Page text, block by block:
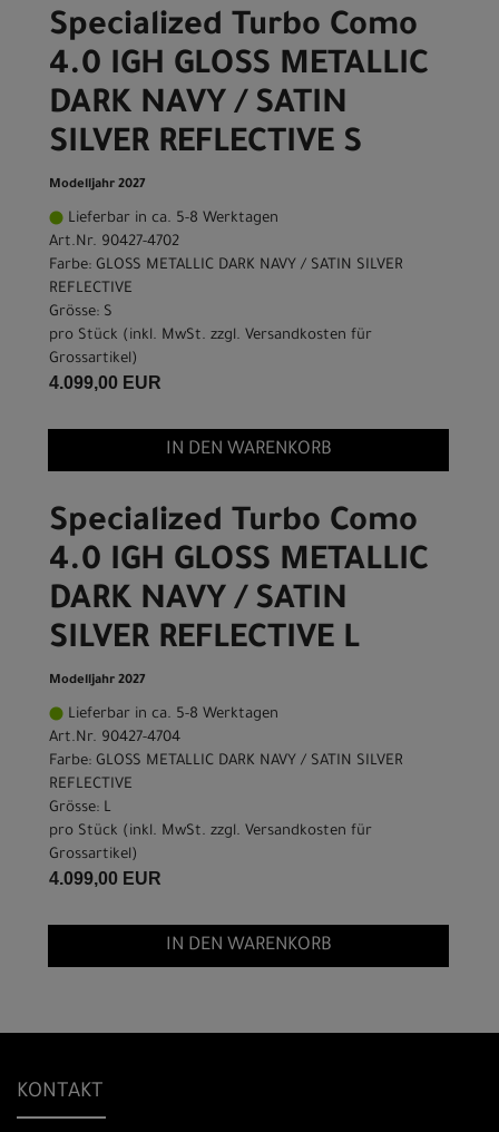
Specialized Turbo Como
4.0 IGH GLOSS METALLIC
DARK NAVY / SATIN
SILVER REFLECTIVE S
Modelljahr 2027
Lieferbar in ca. 5-8 Werktagen
Art.Nr. 90427-4702
Farbe: GLOSS METALLIC DARK NAVY / SATIN SILVER
REFLECTIVE
Grösse: S
pro Stück (inkl. MwSt. zzgl. Versandkosten für
Grossartikel)
4.099,00 EUR
IN DEN WARENKORB
Specialized Turbo Como
4.0 IGH GLOSS METALLIC
DARK NAVY / SATIN
SILVER REFLECTIVE L
Modelljahr 2027
Lieferbar in ca. 5-8 Werktagen
Art.Nr. 90427-4704
Farbe: GLOSS METALLIC DARK NAVY / SATIN SILVER
REFLECTIVE
Grösse: L
pro Stück (inkl. MwSt. zzgl. Versandkosten für
Grossartikel)
4.099,00 EUR
IN DEN WARENKORB
KONTAKT